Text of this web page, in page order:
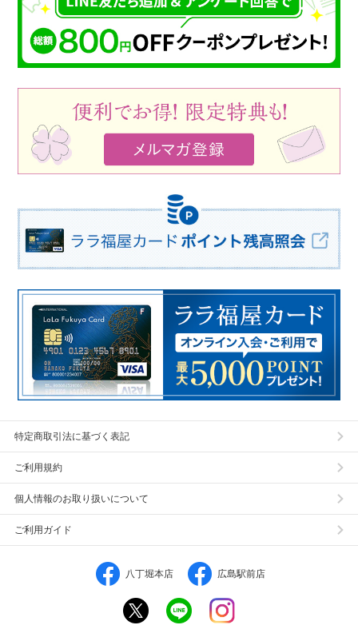
特定商取引法に基づく表記
ご利用規約
個人情報のお取り扱いについて
ご利用ガイド
八丁堀本店 広島駅前店